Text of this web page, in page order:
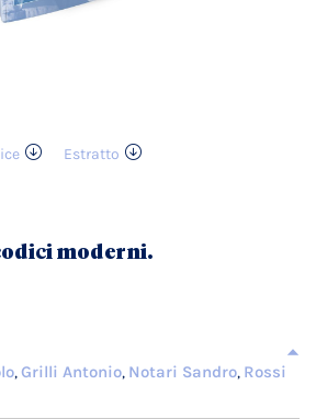
Estratto
moderni.
,Grilli Antonio, Notari Sandro, Rossi